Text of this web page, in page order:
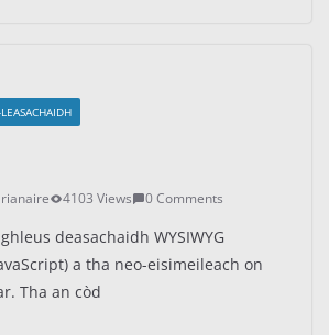
rianaire 4103 Views 0 Comments
deasachaidh WYSIWYG
a tha neo-eisimeileach on
Tha an còd